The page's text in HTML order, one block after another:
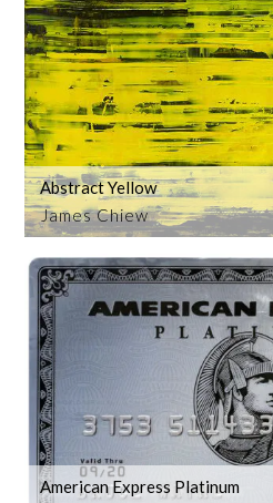
James Chiew
Abstract Yellow
American Express Platinum